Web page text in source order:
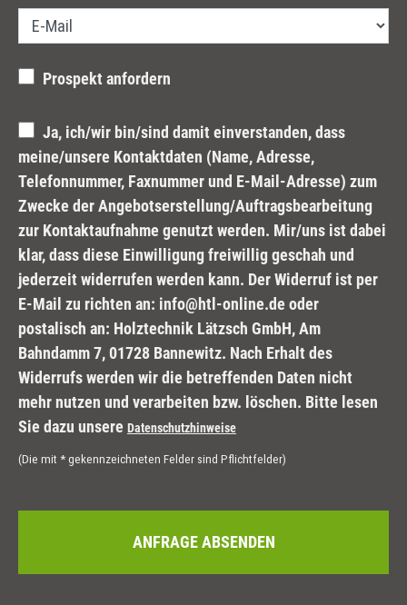
Prospekt anfordern
meine/unsere Kontaktdaten (Name, Adresse,
Telefonnummer, Faxnummer und E-Mail-Adresse) zum
Zwecke der Angebotserstellung/Auftragsbearbeitung
zur Kontaktaufnahme genutzt werden. Mir/uns ist dabei
klar, dass diese Einwilligung freiwillig geschah und
jederzeit widerrufen werden kann. Der Widerruf ist per
E-Mail zu richten an: info@htl-online.de oder
postalisch an: Holztechnik Lätzsch GmbH, Am
Bahndamm 7, 01728 Bannewitz. Nach Erhalt des
Widerrufs werden wir die betreffenden Daten nicht
mehr nutzen und verarbeiten bzw. löschen. Bitte lesen
Sie dazu unsere Datenschutzhinweise
(Die mit * gekennzeichneten Felder sind Pflichtfelder)